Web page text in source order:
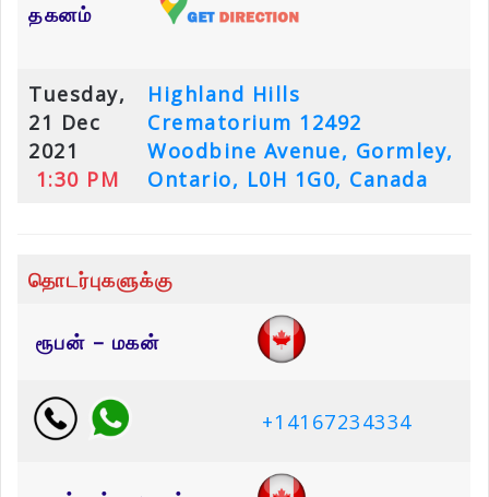
தகனம்
Tuesday,
21 Dec
2021
1:30 PM
Highland Hills
Crematorium 12492
Woodbine Avenue, Gormley,
Ontario, L0H 1G0, Canada
தொடர்புகளுக்கு
ரூபன் – மகன்
+14167234334